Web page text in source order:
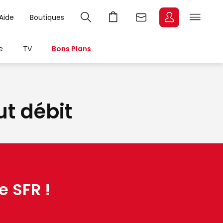
Boutiques
TV Bons Plans
débit
!